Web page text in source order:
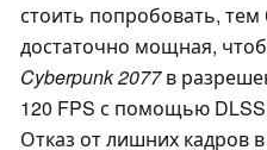
стоить попробовать, тем
достаточно мощная,
Cyberpunk 2077в
120 FPS с помощью
Отказ от лишних кадров